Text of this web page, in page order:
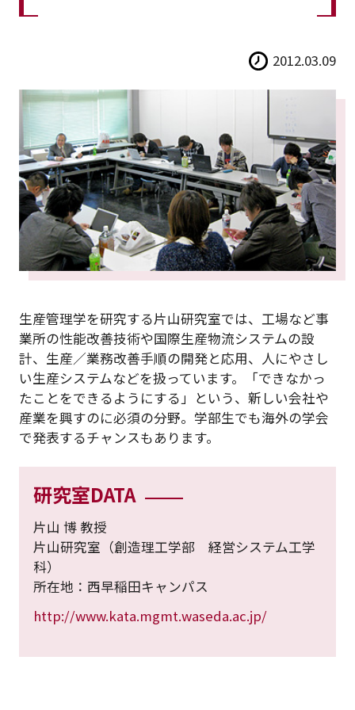
2012.03.09
生産管理学を研究する片山研究室では、工場など事
業所の性能改善技術や国際生産物流システムの設
計、生産／業務改善手順の開発と応用、人にやさし
い生産システムなどを扱っています。「できなかっ
たことをできるようにする」という、新しい会社や
産業を興すのに必須の分野。学部生でも海外の学会
で発表するチャンスもあります。
研究室DATA
片山 博 教授
片山研究室（創造理工学部 経営システム工学
科）
所在地：西早稲田キャンパス
http://www.kata.mgmt.waseda.ac.jp/